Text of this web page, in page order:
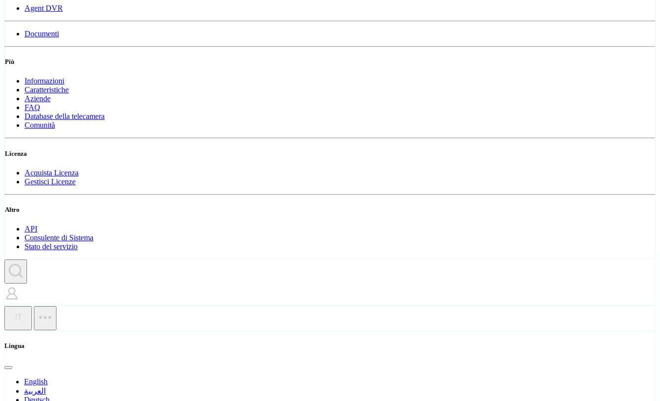
Agent DVR
Documenti
Più
Informazioni
Caratteristiche
Aziende
FAQ
Database della telecamera
Comunità
Licenza
Acquista Licenza
Gestisci Licenze
Altro
API
Consulente di Sistema
Stato del servizio
IT
Lingua
English
العربية